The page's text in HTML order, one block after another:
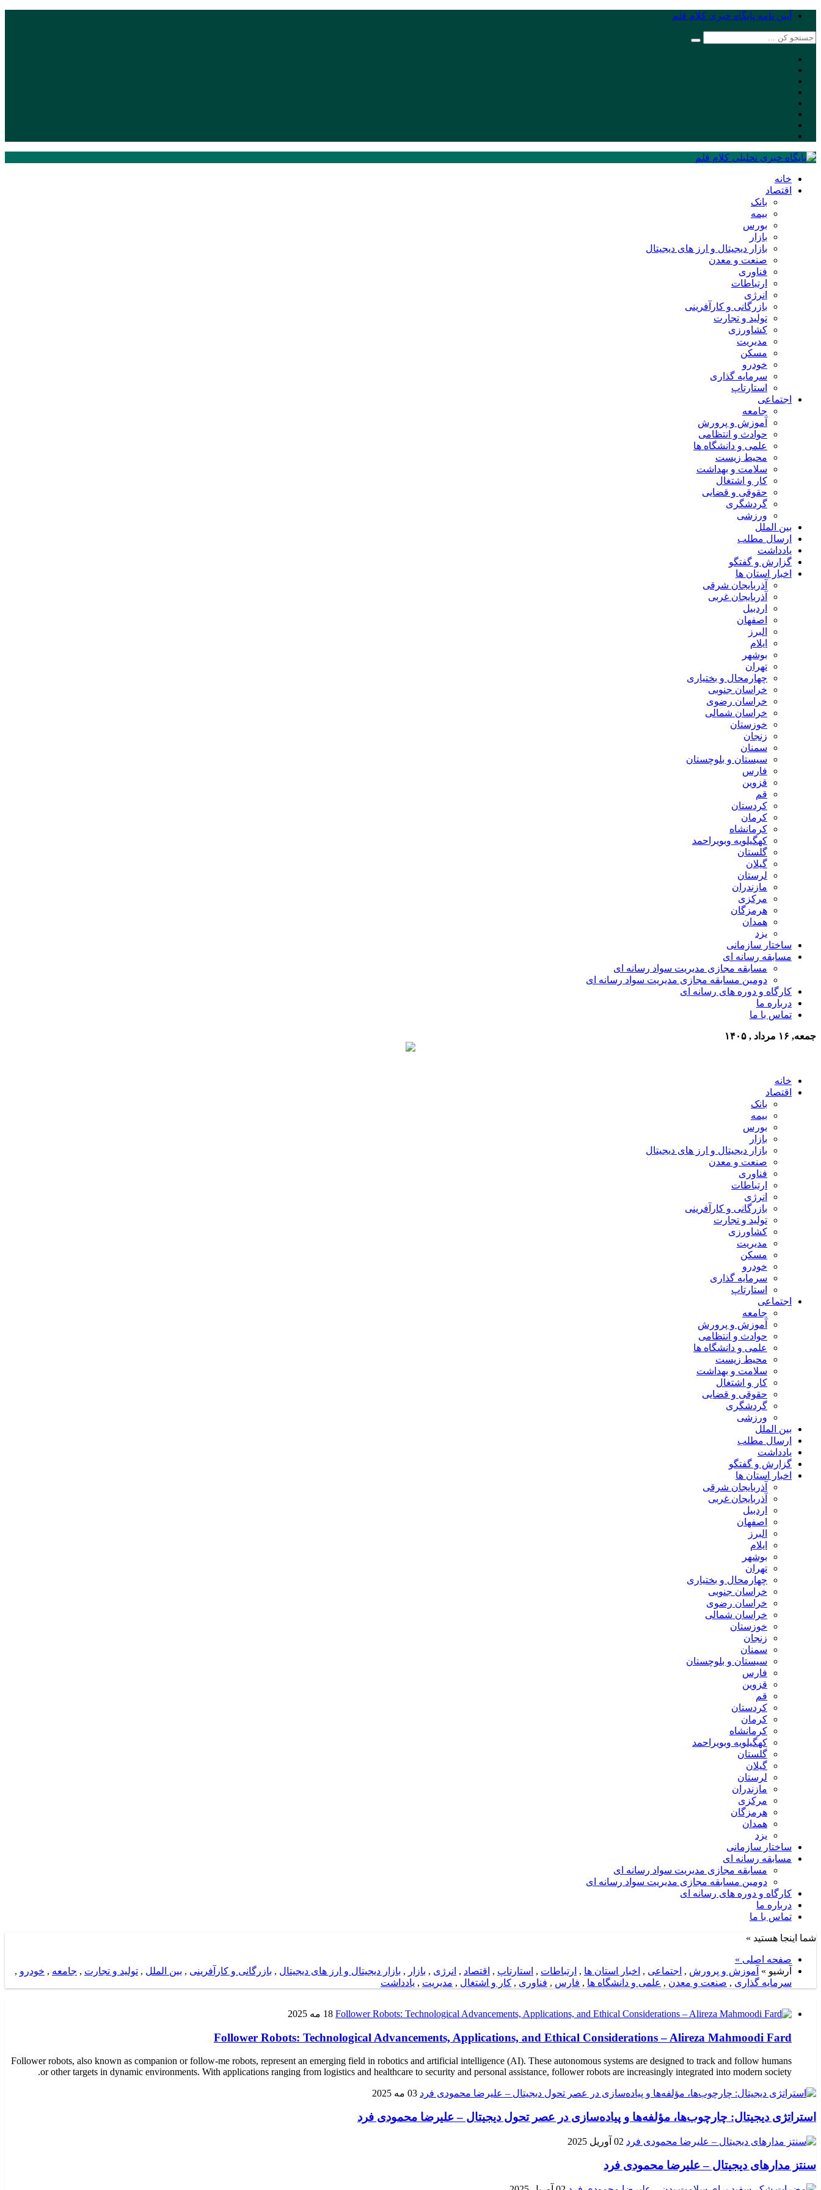
آیین نامه پایگاه خبری کلام قلم
خانه
اقتصاد
بانک
بیمه
بورس
بازار
بازار دیجیتال و ارز های دیجیتال
صنعت و معدن
فناوری
ارتباطات
انرژی
بازرگانی و کارآفرینی
تولید و تجارت
کشاورزی
مدیریت
مسکن
خودرو
سرمایه گذاری
استارتاپ
اجتماعی
جامعه
آموزش و پرورش
حوادث و انتظامی
علمی و دانشگاه ها
محیط زیست
سلامت و بهداشت
کار و اشتغال
حقوقی و قضایی
گردشگری
ورزشی
بین الملل
ارسال مطلب
یادداشت
گزارش و گفتگو
اخبار استان ها
آذربایجان شرقی
آذربایجان غربی
اردبیل
اصفهان
البرز
ایلام
بوشهر
تهران
چهارمحال و بختیاری
خراسان جنوبی
خراسان رضوی
خراسان شمالی
خوزستان
زنجان
سمنان
سیستان و بلوچستان
فارس
قزوین
قم
کردستان
کرمان
کرمانشاه
کهگیلویه وبویراحمد
گلستان
گیلان
لرستان
مازندران
مرکزی
هرمزگان
همدان
یزد
ساختار سازمانی
مسابقه رسانه ای
مسابقه مجازی مدیریت سواد رسانه ای
دومین مسابقه مجازی مدیریت سواد رسانه ای
کارگاه و دوره های رسانه ای
درباره ما
تماس با ما
جمعه, ۱۶ مرداد , ۱۴۰۵
خانه
اقتصاد
بانک
بیمه
بورس
بازار
بازار دیجیتال و ارز های دیجیتال
صنعت و معدن
فناوری
ارتباطات
انرژی
بازرگانی و کارآفرینی
تولید و تجارت
کشاورزی
مدیریت
مسکن
خودرو
سرمایه گذاری
استارتاپ
اجتماعی
جامعه
آموزش و پرورش
حوادث و انتظامی
علمی و دانشگاه ها
محیط زیست
سلامت و بهداشت
کار و اشتغال
حقوقی و قضایی
گردشگری
ورزشی
بین الملل
ارسال مطلب
یادداشت
گزارش و گفتگو
اخبار استان ها
آذربایجان شرقی
آذربایجان غربی
اردبیل
اصفهان
البرز
ایلام
بوشهر
تهران
چهارمحال و بختیاری
خراسان جنوبی
خراسان رضوی
خراسان شمالی
خوزستان
زنجان
سمنان
سیستان و بلوچستان
فارس
قزوین
قم
کردستان
کرمان
کرمانشاه
کهگیلویه وبویراحمد
گلستان
گیلان
لرستان
مازندران
مرکزی
هرمزگان
همدان
یزد
ساختار سازمانی
مسابقه رسانه ای
مسابقه مجازی مدیریت سواد رسانه ای
دومین مسابقه مجازی مدیریت سواد رسانه ای
کارگاه و دوره های رسانه ای
درباره ما
تماس با ما
شما اینجا هستید »
صفحه اصلی »
آرشیو » آموزش و پرورش , اجتماعی , اخبار استان ها , ارتباطات , استارتاپ , اقتصاد , انرژی , بازار , بازار دیجیتال و ارز های دیجیتال , بازرگانی و کارآفرینی , بین الملل , تولید و تجارت , جامعه , خودرو ,
سرمایه گذاری , صنعت و معدن , علمی و دانشگاه ها , فارس , فناوری , کار و اشتغال , مدیریت , یادداشت
18 مه 2025
Follower Robots: Technological Advancements, Applications, and Ethical Considerations – Alireza Mahmoodi Fard
Follower robots, also known as companion or follow-me robots, represent an emerging field in robotics and artificial intelligence (AI). These autonomous systems are designed to track and follow humans
or other targets in dynamic environments. With applications ranging from logistics and healthcare to security and personal assistance, follower robots are increasingly integrated into modern society.
03 مه 2025
استراتژی دیجیتال: چارچوب‌ها، مؤلفه‌ها و پیاده‌سازی در عصر تحول دیجیتال – علیرضا محمودی فرد
02 آوریل 2025
سنتز مدارهای دیجیتال – علیرضا محمودی فرد